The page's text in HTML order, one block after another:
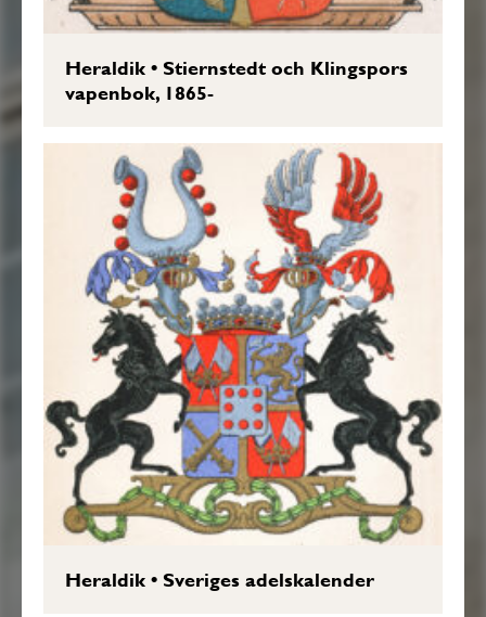
Heraldik•Stiernstedt och Klingspors
vapenbok, 1865-
Heraldik•Sveriges adelskalender